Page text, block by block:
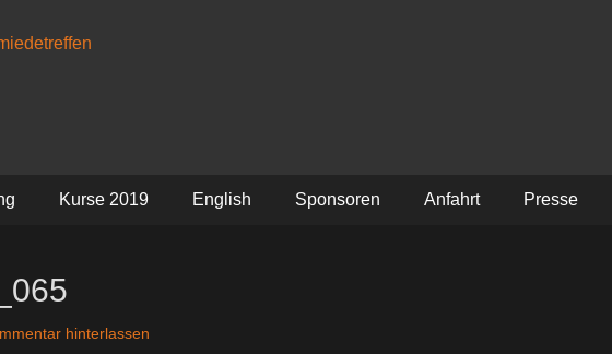
- Das Schmiedetreffen
2019
Kurse 2019 English Sponsoren Anfahrt Presse
hinterlassen